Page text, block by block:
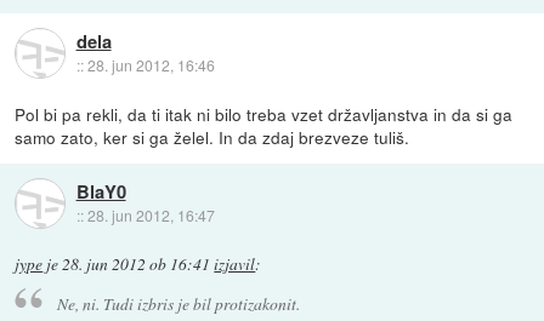
dela
::28. jun 2012, 16:46
Pol bi pa rekli, da ti itak ni bilo treba vzet državljanstva in da si ga
samo zato, ker si ga želel. In da zdaj brezveze tuliš.
BlaY0
::28. jun 2012, 16:47
jype je 28. jun 2012 ob 16:41 izjavil:
Ne, ni. Tudi izbris je bil protizakonit.